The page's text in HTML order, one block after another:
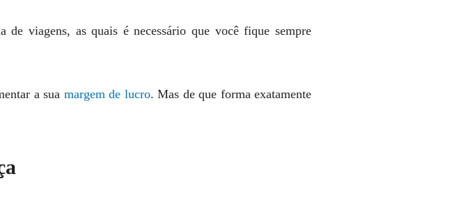
viagens, as quais é necessário que você fique sempre
a sua margem de lucro. Mas de que forma exatamente